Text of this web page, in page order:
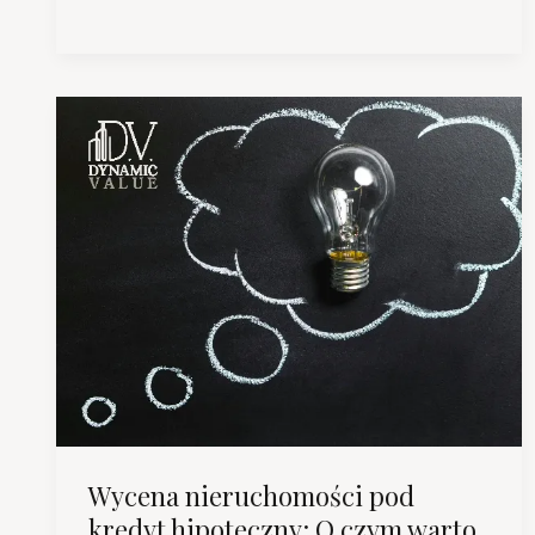
Dlaczego
Jest
Tak
Wycena nieruchomości pod